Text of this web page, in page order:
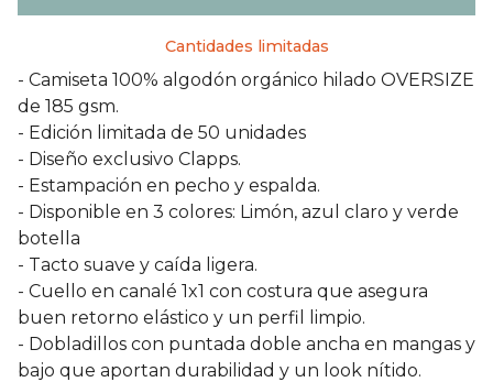
Cantidades limitadas
- Camiseta 100% algodón orgánico hilado OVERSIZE
de 185 gsm.
- Edición limitada de 50 unidades
- Diseño exclusivo Clapps.
- Estampación en pecho y espalda.
- Disponible en 3 colores: Limón, azul claro y verde
botella
- Tacto suave y caída ligera.
- Cuello en canalé 1x1 con costura que asegura
buen retorno elástico y un perfil limpio.
- Dobladillos con puntada doble ancha en mangas y
bajo que aportan durabilidad y un look nítido.